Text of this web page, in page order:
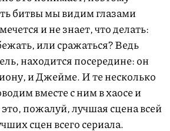
битвы мы видим глазами
и не знает, что делать:
или сражаться? Ведь
находится посередине: он
и Джейме. И те несколько
вместе с ним в хаосе и
пожалуй, лучшая сцена всей
сцен всего сериала.